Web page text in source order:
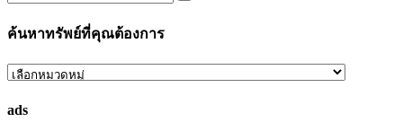
ค้นหาทรัพย์ที่คุณต้องการ
ค้นหา
ที่
ads